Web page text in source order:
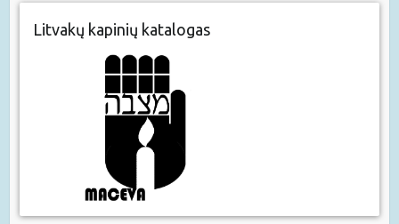
Litvakų kapinių katalogas